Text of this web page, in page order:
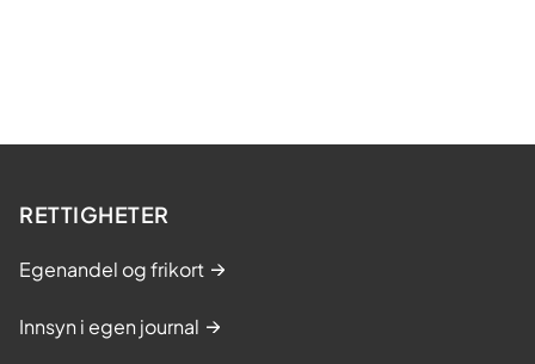
RETTIGHETER
Egenandel og frikort
Innsyn i egen journal